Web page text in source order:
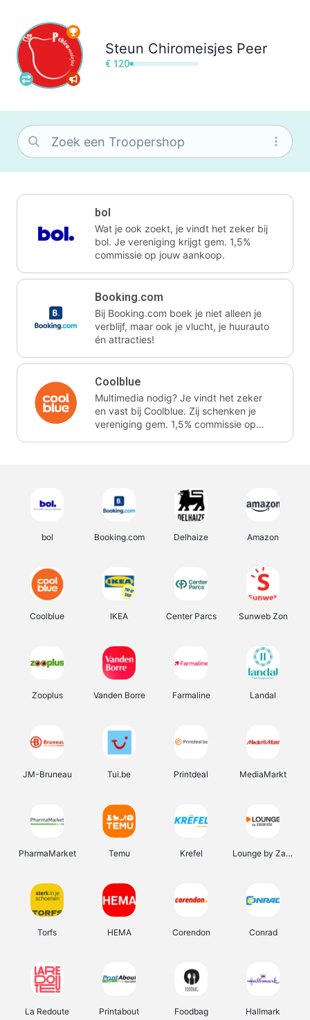
Steun Chiromeisjes Peer
€ 120
bol
Wat je ook zoekt, je vindt het zeker bij
bol. Je vereniging krijgt gem. 1,5%
commissie op jouw aankoop.
Booking.com
Bij Booking.com boek je niet alleen je
verblijf, maar ook je vlucht, je huurauto
én attracties!
Coolblue
Multimedia nodig? Je vindt het zeker
en vast bij Coolblue. Zij schenken je
vereniging gem. 1,5% commissie op
bol Booking.com Delhaize Amazon
Coolblue IKEA Center Parcs Sunweb Zon
Zooplus Vanden Borre Farmaline Landal
JM-Bruneau Tui.be Printdeal MediaMarkt
PharmaMarket Temu Krefel Lounge by Zalando
Torfs HEMA Corendon Conrad
La Redoute Printabout Foodbag Hallmark